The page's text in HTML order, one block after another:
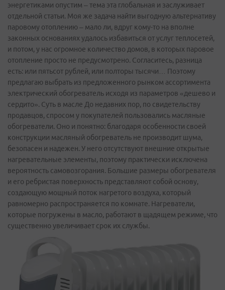
энергетиками опустим – тема эта глобальная и заслуживает
отдельной статьи. Моя же задача найти выгодную альтернативу
паровому отоплению – мало ли, вдруг кому-то на вполне
законных основаниях удалось избавиться от услуг теплосетей,
и потом, у нас огромное количество домов, в которых паровое
отопление просто не предусмотрено. Согласитесь, разница
есть: или пятьсот рублей, или полторы тысячи… Поэтому
предлагаю выбрать из предложенного рынком ассортимента
электрический обогреватель исходя из параметров «дешево и
сердито». Суть в масле До недавних пор, по свидетельству
продавцов, спросом у покупателей пользовались масляные
обогреватели. Оно и понятно: благодаря особенности своей
конструкции масляный обогреватель не производит шума,
безопасен и надежен. У него отсутствуют внешние открытые
нагревательные элементы, поэтому практически исключена
вероятность самовозгорания. Большие размеры обогревателя
и его ребристая поверхность представляют собой основу,
создающую мощный поток нагретого воздуха, который
равномерно распространяется по комнате. Нагреватели,
которые погружены в масло, работают в щадящем режиме, что
существенно увеличивает срок их службы.